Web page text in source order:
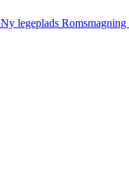
Ny legeplads Romsmagning